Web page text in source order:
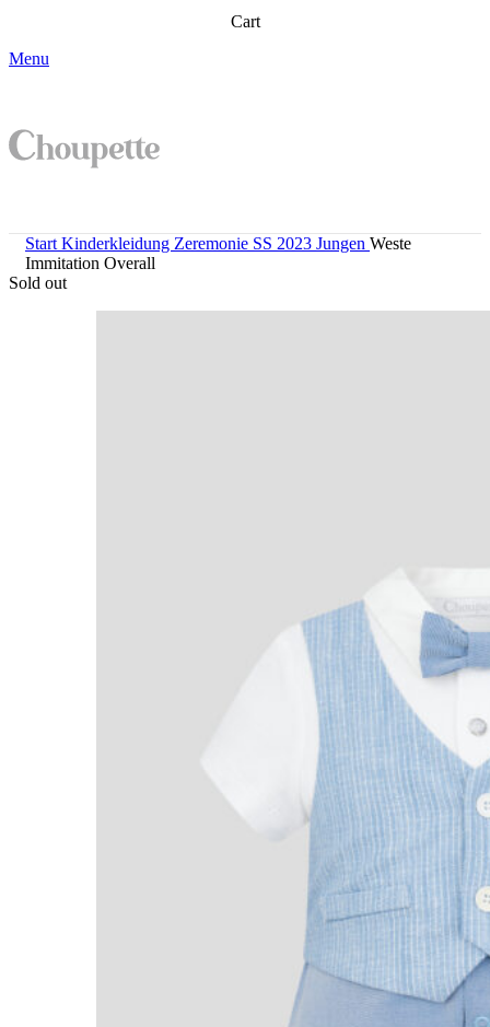
Cart
Menu
Start Kinderkleidung Zeremonie SS 2023 Jungen Weste
Immitation Overall
Sold out